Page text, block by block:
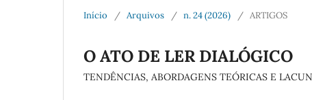
Início / Arquivos / n. 24 (2026) / ARTIGOS
O ATO DE LER DIALÓGICO
TENDÊNCIAS, ABORDAGENS TEÓRICAS E